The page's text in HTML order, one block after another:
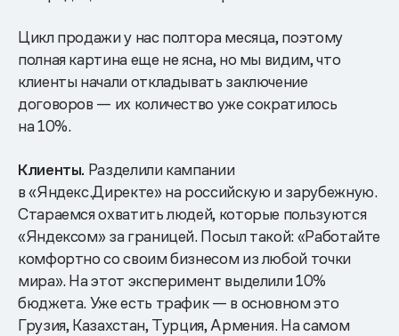
Цикл продажи у нас полтора месяца, поэтому
полная картина еще не ясна, но мы видим, что
клиенты начали откладывать заключение
договоров — их количество уже сократилось
на 10%.
Клиенты. Разделили кампании
в «Яндекс.Директе» на российскую и зарубежную.
Стараемся охватить людей, которые пользуются
«Яндексом» за границей. Посыл такой: «Работайте
комфортно со своим бизнесом из любой точки
мира». На этот эксперимент выделили 10%
бюджета. Уже есть трафик — в основном это
Грузия, Казахстан, Турция, Армения. На самом